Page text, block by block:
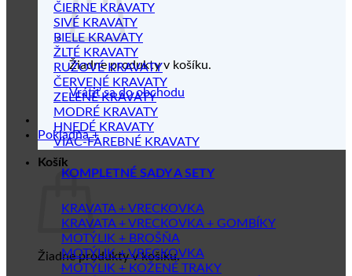
Žiadne produkty v košíku.
Vrátiť sa do obchodu
Pokladňa +
Košík
Žiadne produkty v košíku.
ČIERNE KRAVATY
SIVÉ KRAVATY
BIELE KRAVATY
ŽLTÉ KRAVATY
RUŽOVÉ KRAVATY
ČERVENÉ KRAVATY
ZELENÉ KRAVATY
MODRÉ KRAVATY
HNEDÉ KRAVATY
VIAC-FAREBNÉ KRAVATY
KOMPLETNÉ SADY A SETY
KRAVATA + VRECKOVKA
KRAVATA + VRECKOVKA + GOMBÍKY
MOTÝLIK + BROŠŇA
MOTÝLIK + VRECKOVKA
MOTÝLIK + KOŽENÉ TRAKY